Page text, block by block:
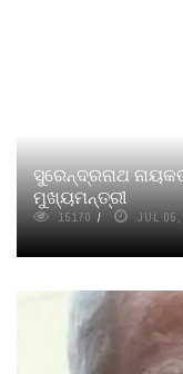
ସୁରେନ୍ଦ୍ରନାଥ
ମୁଖ୍ୟମନ୍ତ୍ରୀ
15170 JUL